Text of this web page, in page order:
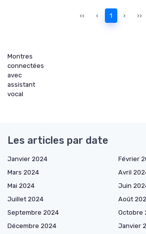
‹‹ ‹ 1 › ››
Montres
connectées
avec
assistant
vocal
Les articles par date
Janvier 2024
Février
Mars 2024
Avril
Mai 2024
Juin
Juillet 2024
Août
Septembre 2024
Octobre
Décembre 2024
Janvier